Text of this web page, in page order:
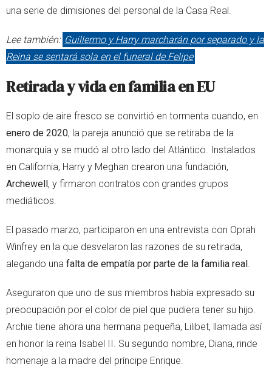
una serie de dimisiones del personal de la Casa Real.
Lee también: Guillermo y Harry marcharán por separado y la
Reina se sentará sola en el funeral de Felipe
Retirada y vida en familia en EU
El soplo de aire fresco se convirtió en tormenta cuando, en
enero de 2020, la pareja anunció que se retiraba de la
monarquía y se mudó al otro lado del Atlántico. Instalados
en California, Harry y Meghan crearon una fundación,
Archewell, y firmaron contratos con grandes grupos
mediáticos.
El pasado marzo, participaron en una entrevista con Oprah
Winfrey en la que desvelaron las razones de su retirada,
alegando una falta de empatía por parte de la familia real
Aseguraron que uno de sus miembros había expresado su
preocupación por el color de piel que pudiera tener su hijo.
Archie tiene ahora una hermana pequeña, Lilibet, llamada así
en honor la reina Isabel II. Su segundo nombre, Diana, rinde
homenaje a la madre del príncipe Enrique.